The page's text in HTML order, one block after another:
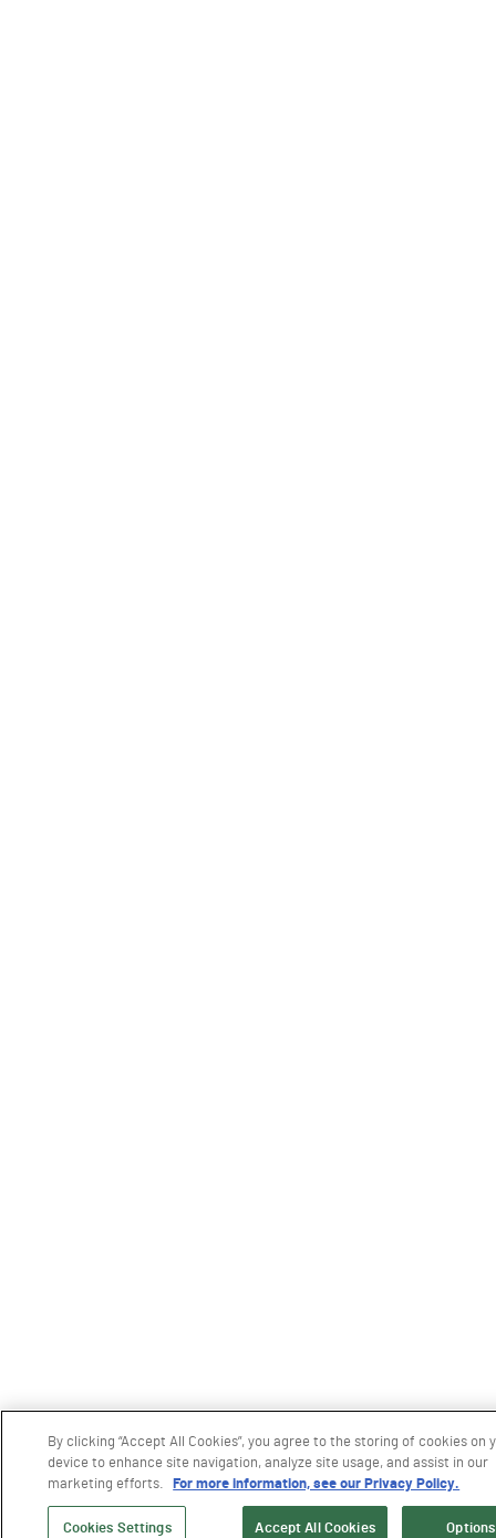
By clicking “Accept All Cookies”, you agree to the storing of cookies on
device to enhance site navigation, analyze site usage, and assist in our
marketing efforts.
For more information, see our Privacy Policy.
Cookies Settings Options
Accept All Cookies